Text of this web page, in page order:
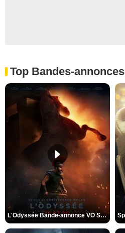
Top Bandes-annonces
L'Odyssée Bande-annonce VO STFR